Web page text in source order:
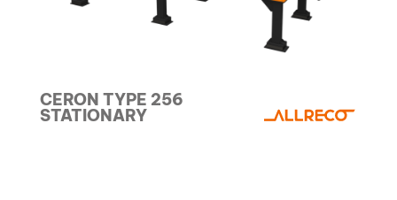
CERON TYPE 256
STATIONARY